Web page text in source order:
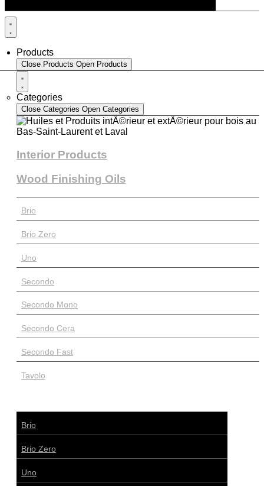
Products
Close Products Open Products
Categories
Close Categories Open Categories
Interior Products
Wood Finishing Oils
Brio
Brio Zero
Uno
Secondo
Secondo Mono
Secondo Cera
Secondo Fast
Tavolo
Brio
Brio Zero
Uno